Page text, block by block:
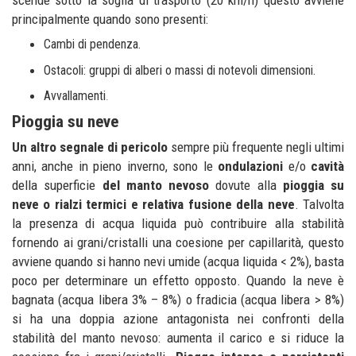
principalmente quando sono presenti:
Cambi di pendenza.
Ostacoli: gruppi di alberi o massi di notevoli dimensioni.
Avvallamenti.
Pioggia su neve
Un altro segnale di pericolo sempre più frequente negli ultimi
anni, anche in pieno inverno, sono le ondulazioni e/o cavità
della superficie del manto nevoso dovute allapioggia su
neve o rialzi termici e relativa fusione della neve. Talvolta
la presenza di acqua liquida può contribuire alla stabilità
fornendo ai grani/cristalli una coesione per capillarità, questo
avviene quando si hanno nevi umide (acqua liquida < 2%), basta
poco per determinare un effetto opposto. Quando la neve è
bagnata (acqua libera 3% – 8%) o fradicia (acqua libera > 8%)
si ha una doppia azione antagonista nei confronti della
stabilità del manto nevoso: aumenta il carico e si riduce la